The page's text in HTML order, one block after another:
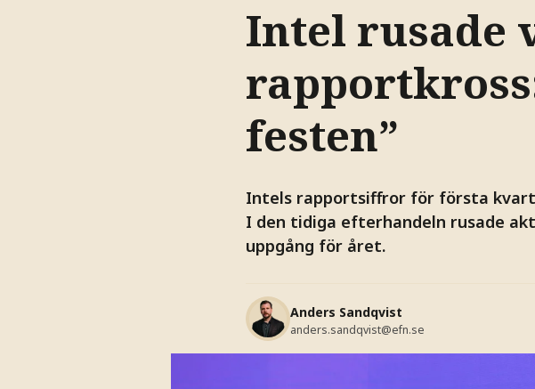
Intel rusade
festen”
Intels rapportsiffror för första
I den tidiga efterhandeln rusade
uppgång för året.
Anders Sandqvist
anders.sandqvist@efn.se